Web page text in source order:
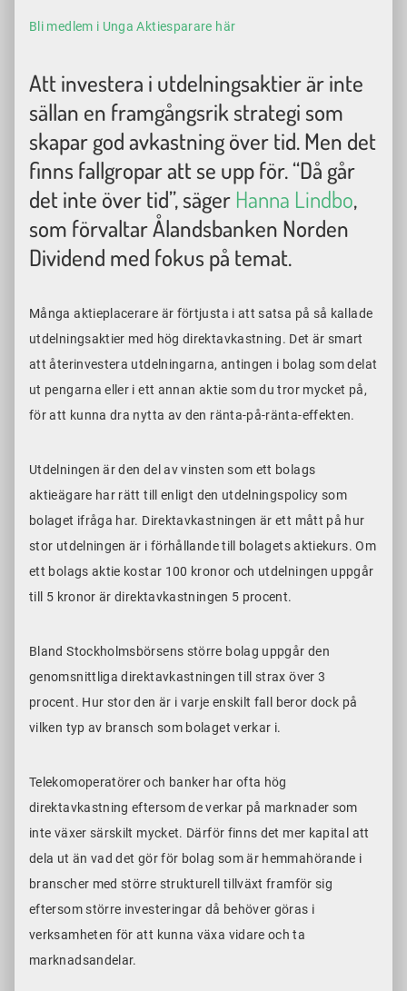
Bli medlem i Unga Aktiesparare här
Att investera i utdelningsaktier är inte
sällan en framgångsrik strategi som
skapar god avkastning över tid. Men det
finns fallgropar att se upp för. “Då går
det inte över tid”, säger Hanna Lindbo,
som förvaltar Ålandsbanken Norden
Dividend med fokus på temat.
Många aktieplacerare är förtjusta i att satsa på så kallade
utdelningsaktier med hög direktavkastning. Det är smart
att återinvestera utdelningarna, antingen i bolag som delat
ut pengarna eller i ett annan aktie som du tror mycket på,
för att kunna dra nytta av den ränta-på-ränta-effekten.
Utdelningen är den del av vinsten som ett bolags
aktieägare har rätt till enligt den utdelningspolicy som
bolaget ifråga har. Direktavkastningen är ett mått på hur
stor utdelningen är i förhållande till bolagets aktiekurs. Om
ett bolags aktie kostar 100 kronor och utdelningen uppgår
till 5 kronor är direktavkastningen 5 procent.
Bland Stockholmsbörsens större bolag uppgår den
genomsnittliga direktavkastningen till strax över 3
procent. Hur stor den är i varje enskilt fall beror dock på
vilken typ av bransch som bolaget verkar i.
Telekomoperatörer och banker har ofta hög
direktavkastning eftersom de verkar på marknader som
inte växer särskilt mycket. Därför finns det mer kapital att
dela ut än vad det gör för bolag som är hemmahörande i
branscher med större strukturell tillväxt framför sig
eftersom större investeringar då behöver göras i
verksamheten för att kunna växa vidare och ta
marknadsandelar.